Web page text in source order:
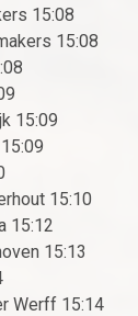
15:08
15:08
15:09
15:10
15:12
15:13
Werff 15:14